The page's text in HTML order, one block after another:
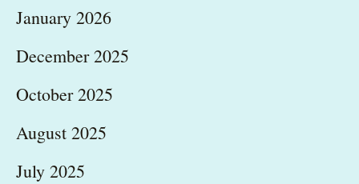
January 2026
December 2025
October 2025
August 2025
July 2025